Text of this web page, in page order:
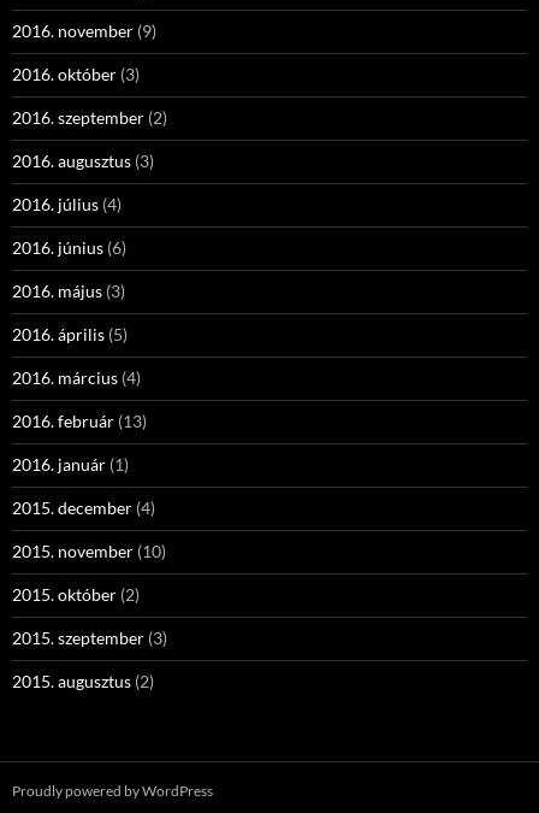
2016. november (9)
2016. október (3)
2016. szeptember (2)
2016. augusztus (3)
2016. július (4)
2016. június (6)
2016. május (3)
2016. április (5)
2016. március (4)
2016. február (13)
2016. január (1)
2015. december (4)
2015. november (10)
2015. október (2)
2015. szeptember (3)
2015. augusztus (2)
Proudly powered by WordPress